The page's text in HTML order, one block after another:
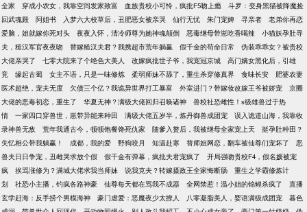
全家
穿成小农女，我靠空间发家致富 血族贵校小可怜，疯批F5吻上瘾
斗罗：变身黑猫被降魔捡
回武魂殿
阿姐书 入梦六大校草后，丑肥恶女被亲哭 仙行无忧 朱门宠婢 寻亲者
老弟你再恋
爱脑，姐就嫁你死对头
夜夜入怀，清冷师尊为她神魂颠倒 恶毒继母带崽吃香喝辣
小猫妖孕肚寻
夫，糙汉军官夜夜吻
替嫁糙汉夫君？我携超市荒年躺赢 假千金的苟命日常
伪装乖乖女？被贵校
大佬亲哭了
七零大院来了个绝色大美人 改嫁疯批世子爷，我宠冠京城
高门嫡女黑化后，引雄
竞
缘起古蜀 女主不语，只是一味修炼 柔弱师妹不舔了，重生杀穿修真界 食味长安
肥婆农妻
医术超绝，宠夫无度
欠债三个亿？我诡异世界打工暴富 外室进门？带嫁妆改嫁王爷被娇宠
京圈
大佬的恶毒初恋，重生了
华夏无神？满级大佬回归召唤诸神
兽校社恐雌性！s级雄兽过于热
情
一家四口穿兽世，崽带异能来种田 满级大佬五岁半，炼丹御兽成团宠
误入诡道山海，我靠收
录神兽无敌
荒年我通古今，顿顿饱餐馋死仇家 随爹入赘后，我被继母全家宠上天
挺孕肚种田？
失忆相公带我躺赢！
成都，我的爱 野狗咬月 知温赴寒 替师姐网恋，翻车被仙尊们宠坏了
恶
兽夫日日争宠，丑雌哭求放个假
假千金有弹幕，疯批夫君宠疯了
开局强吻贵校F4，假名媛被宠
疯
挨骂涨修为？满城大佬求我当师妹 说我克夫？转嫁摄政王全家悔断肠
重生之学霸修炼计
划
社恐小主播，钓疯各路神豪 仙尊每天都在骂我不成器 全网禁惹！温小姐的锦鲤杀疯了
直播
玄学赶海：反手捞个男模海神
豪门虐爱：恶魔夜少太撩人 八零凝脂美人，婴语满级成团宠
暮色